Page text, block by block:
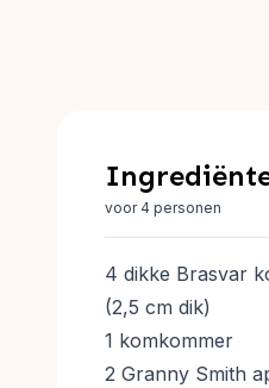
voor 4 personen
4 dikke Brasvar
(2,5 cm dik)
1 komkommer
2 Granny Smith